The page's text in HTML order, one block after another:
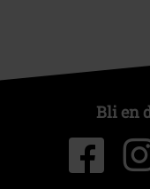
Bli en